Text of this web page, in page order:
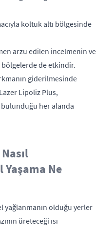
koltuk altı bölgesinde
arzu edilen incelmenin ve
bölgelerde de etkindir.
giderilmesinde
Lipoliz Plus,
her alanda
Yaşama Ne
yağlanmanın olduğu yerler
üreteceği ısı